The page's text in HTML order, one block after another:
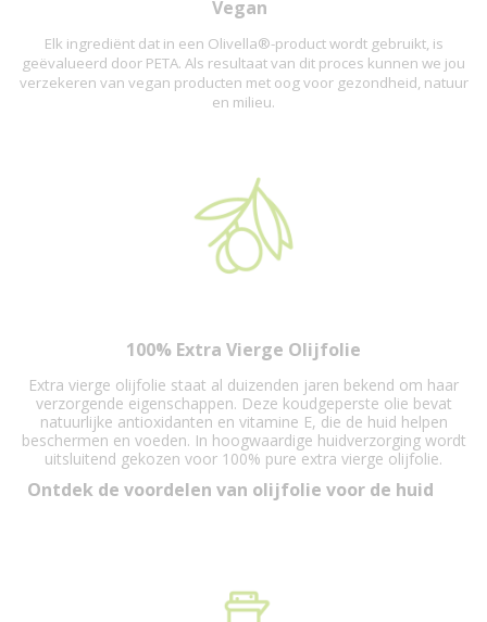
Vegan
Elk ingrediënt dat in een Olivella®-product wordt gebruikt, is
geëvalueerd door PETA. Als resultaat van dit proces kunnen we jou
verzekeren van vegan producten met oog voor gezondheid, natuur
en milieu.
100% Extra Vierge Olijfolie
Extra vierge olijfolie staat al duizenden jaren bekend om haar
verzorgende eigenschappen. Deze koudgeperste olie bevat
natuurlijke antioxidanten en vitamine E, die de huid helpen
beschermen en voeden. In hoogwaardige huidverzorging wordt
uitsluitend gekozen voor 100% pure extra vierge olijfolie.
Ontdek de voordelen van olijfolie voor de huid